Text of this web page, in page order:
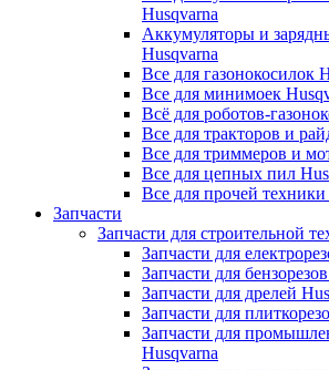
Husqvarna
Аккумуляторы и
Husqvarna
Все для газонокосилок
Все для минимоек
Всё для роботов-
Все для тракторов и
Все для триммеров и
Все для цепных пил
Все для прочей техники
Запчасти
Запчасти для строительной
Запчасти для
Запчасти для
Запчасти для дрелей
Запчасти для
Запчасти для
Husqvarna